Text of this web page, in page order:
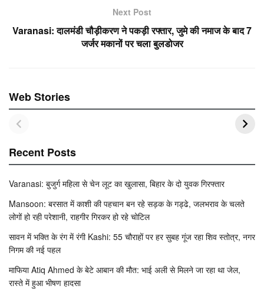
k
Next Post
Varanasi: दालमंडी चौड़ीकरण ने पकड़ी रफ्तार, जुमे की नमाज के बाद 7
जर्जर मकानों पर चला बुलडोजर
Web Stories
Recent Posts
Varanasi: बुजुर्ग महिला से चेन लूट का खुलासा, बिहार के दो युवक गिरफ्तार
Mansoon: बरसात में काशी की पहचान बन रहे सड़क के गड्ढे, जलभराव के चलते
लोगों हो रही परेशानी, राहगीर गिरकर हो रहे चोटिल
सावन में भक्ति के रंग में रंगी Kashi: 55 चौराहों पर हर सुबह गूंज रहा शिव स्तोत्र, नगर
निगम की नई पहल
माफिया Atiq Ahmed के बेटे आबान की मौत: भाई अली से मिलने जा रहा था जेल,
रास्ते में हुआ भीषण हादसा